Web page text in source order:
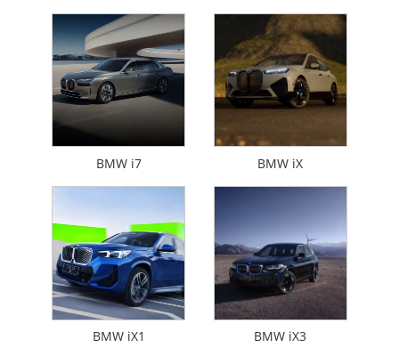
BMW i7 BMW iX
BMW iX1 BMW iX3